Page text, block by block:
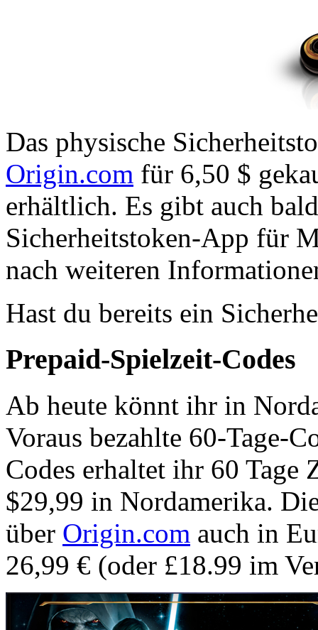
Das physische
Origin.com für 6,50 $
erhältlich. Es gibt auch
Sicherheitstoken-App für
nach weiteren
Hast du bereits ein
Prepaid-Spielzeit-Codes
Ab heute könnt ihr in
Voraus bezahlte 60-Tage-
Codes erhaltet ihr 60 Tage
$29,99 in Nordamerika.
über Origin.com auch in
26,99 € (oder £18.99 im